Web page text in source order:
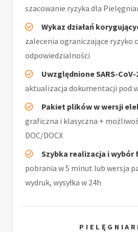
szacowanie ryzyka dla
Wykaz działań
zalecenia ograniczające ryzyko
odpowiedzialności
Uwzględnione SARS-CoV-
aktualizacja dokumentacji pod
Pakiet plików w wersji
graficzna i klasyczna +
DOC/DOCX
Szybka realizacja i wybór
pobrania w 5 minut lub wersja
wydruk, wysyłka w 24h